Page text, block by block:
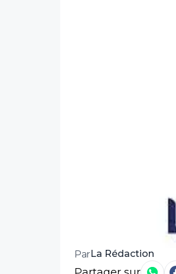
ParLa Rédaction